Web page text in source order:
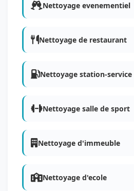
Nettoyage evenementiel
Nettoyage de restaurant
Nettoyage station-service
Nettoyage salle de sport
Nettoyage d'immeuble
Nettoyage d'ecole